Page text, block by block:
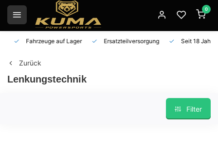
0
Fahrzeuge auf Lager Ersatzteilversorgung Seit 18 Jahren
Zurück
Lenkungstechnik
Filter